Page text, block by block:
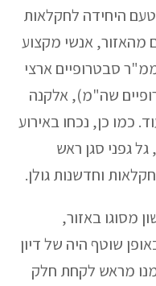
היחידה לחקלאות
מהאזור, אנשי מקצוע
סבטרופיים ארצי
שה"מ), אלקנה
כמו כן, נכחו באירוע
גפני סגן ראש
וחדשנות גולן.
מסוגו באזור,
שוטף היה של דיון
מראש לקחת חלק